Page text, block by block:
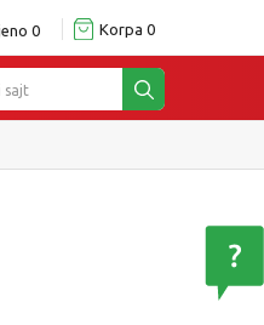
0 Korpa 0
sajt